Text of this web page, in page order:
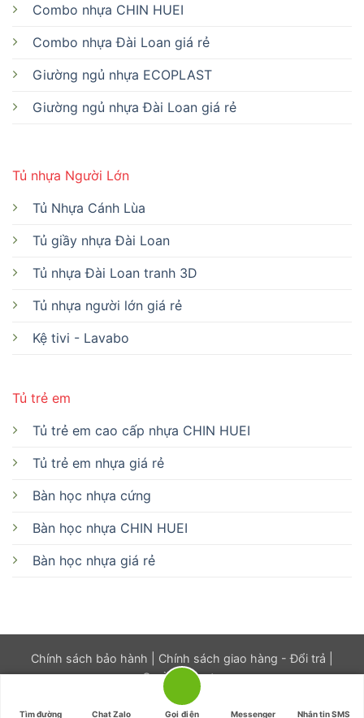
Tủ nhựa Người Lớn
Tủ Nhựa Cánh Lùa
Tủ giầy nhựa Đài Loan
Tủ nhựa Đài Loan tranh 3D
Tủ nhựa người lớn giá rẻ
Kệ tivi - Lavabo
Tủ trẻ em
Tủ trẻ em cao cấp nhựa CHIN HUEI
Tủ trẻ em nhựa giá rẻ
Bàn học nhựa cứng
Bàn học nhựa CHIN HUEI
Bàn học nhựa giá rẻ
Combo nhựa CHIN HUEI
Combo nhựa Đài Loan giá rẻ
Giường ngủ nhựa ECOPLAST
Giường ngủ nhựa Đài Loan giá rẻ
Chính sách bảo hành Chính sách giao hàng - Đổi trả
Quyền riêng tư
@2017-2026 Tủ Nhựa Miền Nam
Tìm đường Chat Zalo Gọi điện Messenger Nhắn tin SMS